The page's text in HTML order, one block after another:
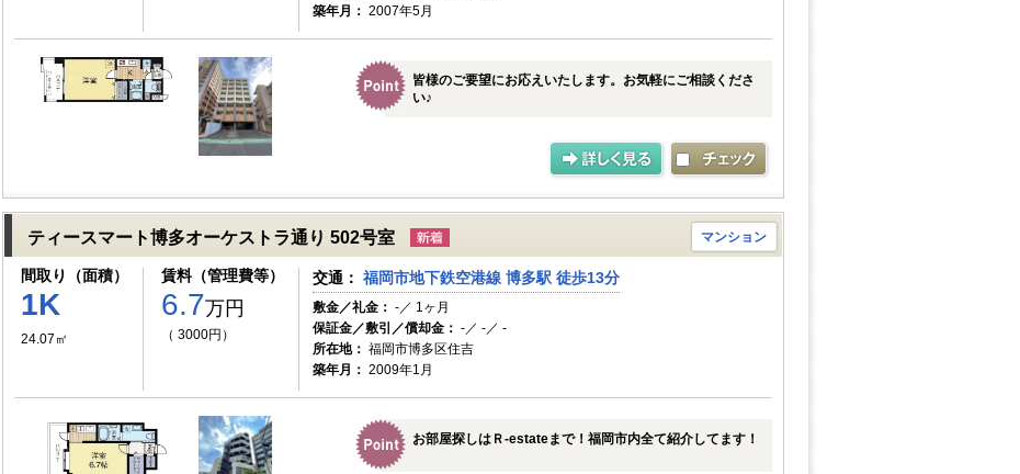
築年月： 2007年5月
皆様のご要望にお応えいたします。お気軽にご相談くださ
い♪
ティースマート博多オーケストラ通り 502号室 マンション
間取り（面積）
1K
24.07㎡
賃料（管理費等）
6.7万円
（ 3000円）
交通： 福岡市地下鉄空港線 博多駅 徒歩13分
敷金／礼金： -／ 1ヶ月
保証金／敷引／償却金： -／ -／ -
所在地： 福岡市博多区住吉
築年月： 2009年1月
お部屋探しはＲ-estateまで！福岡市内全て紹介してます！